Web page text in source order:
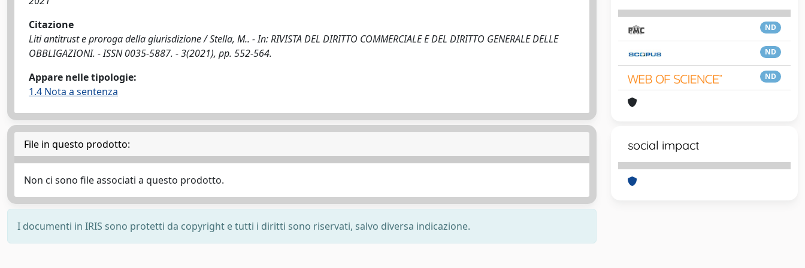
Citazione
Liti antitrust e proroga della giurisdizione / Stella, M.. - In: RIVISTA DEL DIRITTO COMMERCIALE E DEL DIRITTO GENERALE DELLE
OBBLIGAZIONI. - ISSN 0035-5887. - 3(2021), pp. 552-564.
Appare nelle tipologie:
1.4 Nota a sentenza
File in questo prodotto:
Non ci sono file associati a questo prodotto.
I documenti in IRIS sono protetti da copyright e tutti i diritti sono riservati, salvo diversa indicazione.
ND
ND
ND
social impact